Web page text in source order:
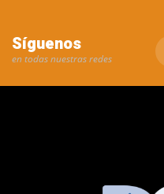
Síguenos
en todas nuestras redes